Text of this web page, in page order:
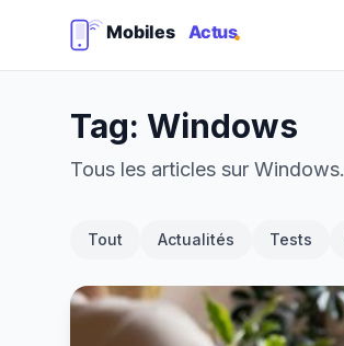
Tag: Windows
Tous les articles sur Windows.
Tout Actualités Tests